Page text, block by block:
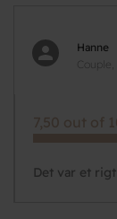
Hanne
Couple,
7,50 out of
Det var et